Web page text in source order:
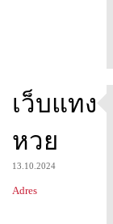
เว็บแทง
หวย
13.10.2024
Adres